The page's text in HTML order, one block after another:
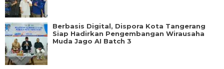
Berbasis Digital, Dispora Kota Tangerang
Siap Hadirkan Pengembangan Wirausaha
Muda Jago AI Batch 3